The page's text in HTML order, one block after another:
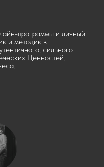
программы и личный
и методик в
сильного
Ценностей.